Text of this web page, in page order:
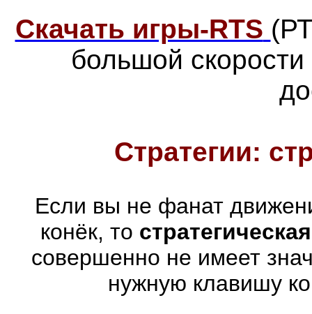
Скачать игры-RTS
большой скорости
Стратегии:
Если вы не фанат
конёк, то
совершенно не имеет
нужную клавишу